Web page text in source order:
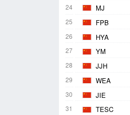
24
MJ
25
FPB
26
HYA
27
YM
28
JJH
29
WEA
30
JIE
31
TESC